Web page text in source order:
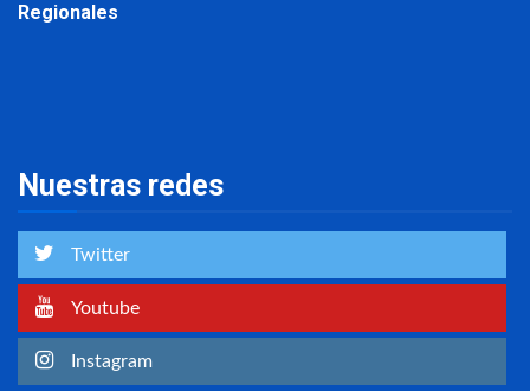
Regionales
Nuestras redes
Twitter
Youtube
Instagram